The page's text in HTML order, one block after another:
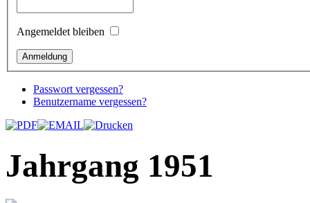
Angemeldet bleiben
Passwort vergessen?
Benutzername vergessen?
Jahrgang 1951